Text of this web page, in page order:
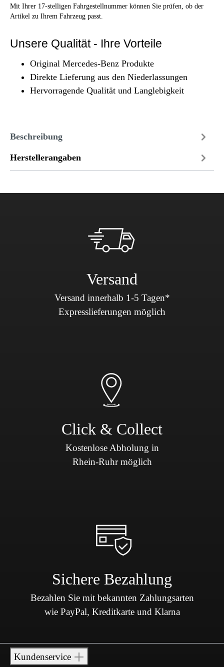
Mit Ihrer 17-stelligen Fahrgestellnummer können Sie prüfen, ob der
Artikel zu Ihrem Fahrzeug passt.
Unsere Qualität - Ihre Vorteile
Original Mercedes-Benz Produkte
Direkte Lieferung aus den Niederlassungen
Hervorragende Qualität und Langlebigkeit
Beschreibung
Herstellerangaben
Versand
Versand innerhalb 1-5 Tagen*
Expresslieferungen möglich
Click & Collect
Kostenlose Abholung in
Rhein-Ruhr möglich
Sichere Bezahlung
Bezahlen Sie mit bekannten Zahlungsarten
wie PayPal, Kreditkarte und Klarna
Kundenservice